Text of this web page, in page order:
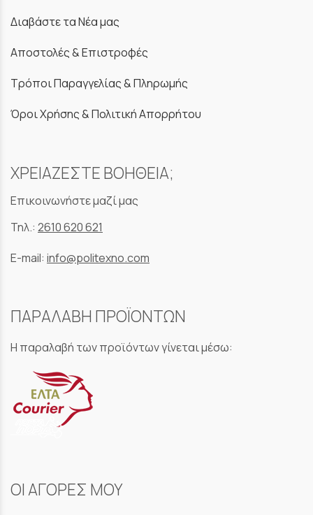
Διαβάστε τα Νέα μας
Αποστολές & Επιστροφές
Τρόποι Παραγγελίας & Πληρωμής
Όροι Χρήσης & Πολιτική Απορρήτου
ΧΡΕΙΑΖΕΣΤΕ ΒΟΗΘΕΙΑ;
Επικοινωνήστε μαζί μας
Τηλ.: 2610 620 621
E-mail: info@politexno.com
ΠΑΡΑΛΑΒΗ ΠΡΟΪΟΝΤΩΝ
Η παραλαβή των προϊόντων γίνεται μέσω:
ΟΙ ΑΓΟΡΕΣ ΜΟΥ